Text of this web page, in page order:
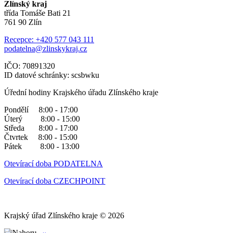
Zlínský kraj
třída Tomáše Bati 21
761 90 Zlín
Recepce: +420 577 043 111
podatelna@zlinskykraj.cz
IČO: 70891320
ID datové schránky: scsbwku
Úřední hodiny Krajského úřadu Zlínského kraje
Pondělí 8:00 - 17:00
Úterý 8:00 - 15:00
Středa 8:00 - 17:00
Čtvrtek 8:00 - 15:00
Pátek 8:00 - 13:00
Otevírací doba PODATELNA
Otevírací doba CZECHPOINT
Krajský úřad Zlínského kraje © 2026